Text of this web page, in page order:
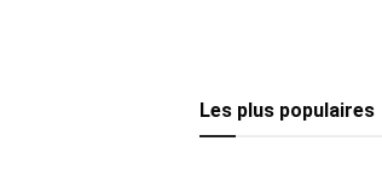
Les plus populaires